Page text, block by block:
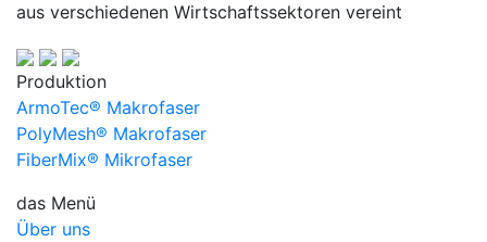
aus verschiedenen Wirtschaftssektoren vereint
Produktion
ArmoTec® Makrofaser
PolyMesh® Makrofaser
FiberMix® Mikrofaser
das Menü
Über uns